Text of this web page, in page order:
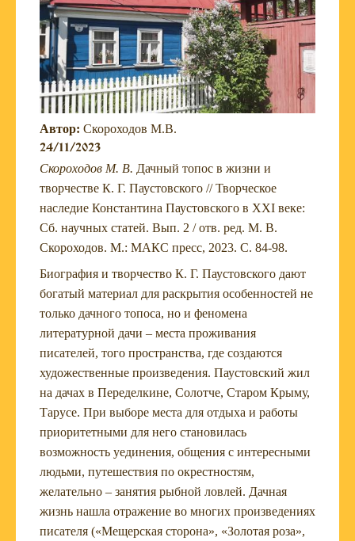
Автор: Скороходов М.В.
24/11/2023
Скороходов М. В. Дачный топос в жизни и
творчестве К. Г. Паустовского // Творческое
наследие Константина Паустовского в XXI веке:
Сб. научных статей. Вып. 2 / отв. ред. М. В.
Скороходов. М.: МАКС пресс, 2023. С. 84-98.
Биография и творчество К. Г. Паустовского дают
богатый материал для раскрытия особенностей не
только дачного топоса, но и феномена
литературной дачи – места проживания
писателей, того пространства, где создаются
художественные произведения. Паустовский жил
на дачах в Переделкине, Солотче, Старом Крыму,
Тарусе. При выборе места для отдыха и работы
приоритетными для него становилась
возможность уединения, общения с интересными
людьми, путешествия по окрестностям,
желательно – занятия рыбной ловлей. Дачная
жизнь нашла отражение во многих произведениях
писателя («Мещерская сторона», «Золотая роза»,